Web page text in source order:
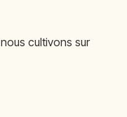
cultivons sur